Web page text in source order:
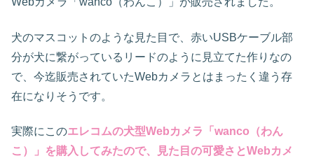
犬のマスコットのような見た目で、赤いUSBケーブル部
分が犬に繋がっているリードのように見立てた作りなの
で、今迄販売されていたWebカメラとはまったく違う存
在になりそうです。
実際にこのエレコムの犬型Webカメラ「wanco（わん
こ）」を購入してみたので、見た目の可愛さとWebカメ